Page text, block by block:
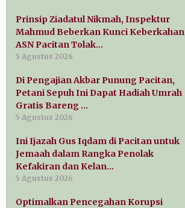
Prinsip Ziadatul Nikmah, Inspektur
Mahmud Beberkan Kunci Keberkahan
ASN Pacitan Tolak…
5 Agustus 2026
Di Pengajian Akbar Punung Pacitan,
Petani Sepuh Ini Dapat Hadiah Umrah
Gratis Bareng …
5 Agustus 2026
Ini Ijazah Gus Iqdam di Pacitan untuk
Jemaah dalam Rangka Penolak
Kefakiran dan Kelan…
5 Agustus 2026
Optimalkan Pencegahan Korupsi